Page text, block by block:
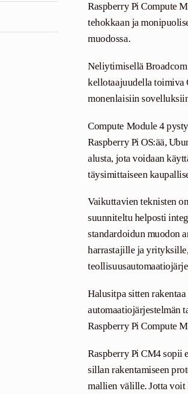
Raspberry Pi Compute
tehokkaan ja
muodossa.
Neliytimisellä
kellotaajuudella toimiva
monenlaisiin
Compute Module 4
Raspberry Pi OS:ää,
alusta, jota voidaan
täysimittaiseen
Vaikuttavien teknisten
suunniteltu helposti
standardoidun muodon
harrastajille ja
Halusitpa sitten
automaatiojärjestelmän
Raspberry Pi Compute
Raspberry Pi CM4
sillan rakentamiseen
mallien välille. Jotta voit